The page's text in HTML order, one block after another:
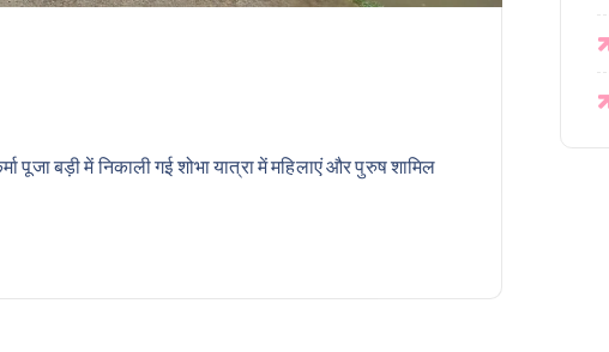
पूजा बड़ी में निकाली गई शोभा यात्रा में महिलाएं और पुरुष शामिल